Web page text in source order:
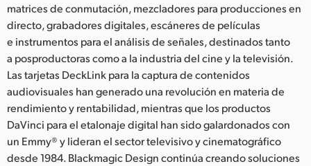
matrices de conmutación, mezcladores para producciones en
directo, grabadores digitales, escáneres de películas
e instrumentos para el análisis de señales, destinados tanto
a posproductoras como a la industria del cine y la televisión.
Las tarjetas DeckLink para la captura de contenidos
audiovisuales han generado una revolución en materia de
rendimiento y rentabilidad, mientras que los productos
DaVinci para el etalonaje digital han sido galardonados con
un Emmy® y lideran el sector televisivo y cinematográfico
desde 1984. Blackmagic Design continúa creando soluciones